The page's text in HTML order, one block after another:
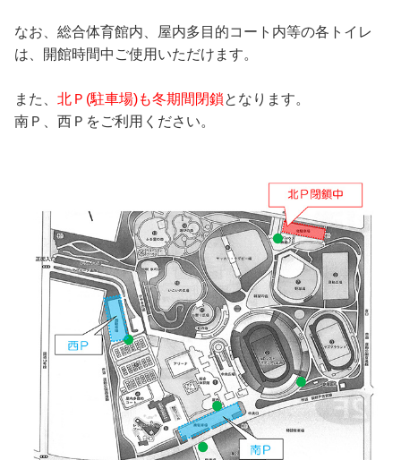
なお、総合体育館内、屋内多目的コート内等の各トイレ
は、開館時間中ご使用いただけます。
また、 北Ｐ(駐車場)も冬期間閉鎖となります。
南Ｐ、西Ｐをご利用ください。